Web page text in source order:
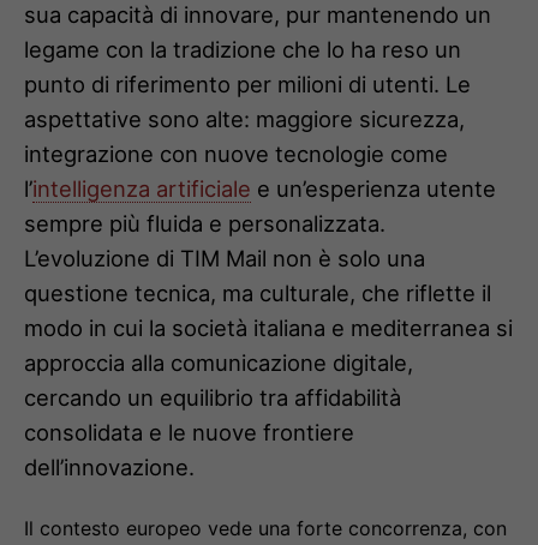
sua capacità di innovare, pur mantenendo un
legame con la tradizione che lo ha reso un
punto di riferimento per milioni di utenti. Le
aspettative sono alte: maggiore sicurezza,
integrazione con nuove tecnologie come
l’intelligenza artificiale e un’esperienza utente
sempre più fluida e personalizzata.
L’evoluzione di TIM Mail non è solo una
questione tecnica, ma culturale, che riflette il
modo in cui la società italiana e mediterranea si
approccia alla comunicazione digitale,
cercando un equilibrio tra affidabilità
consolidata e le nuove frontiere
dell’innovazione.
Il contesto europeo vede una forte concorrenza, con